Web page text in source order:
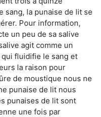
sang, la punaise de lit se
Pour information,
un peu de sa salive
agit comme un
fluidifie le sang et
la raison pour
de moustique nous ne
punaise de lit nous
punaises de lit sont
une fois par